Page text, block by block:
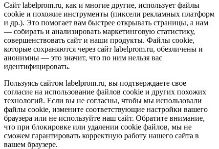
Сайт labelprom.ru, как и многие другие, использует файлы
cookie и похожие инструменты (пиксели рекламных платформ
и др.). Это помогает вам быстрее открывать страницы, а нам
— собирать и анализировать маркетинговую статистику,
совершенствовать сайт и наши продукты. Файлы сookie,
которые сохраняются через сайт labelprom.ru, обезличены и
анонимны — это значит, что по ним нельзя вас
идентифицировать.
Пользуясь сайтом labelprom.ru, вы подтверждаете свое
согласие на использование файлов cookie и других похожих
технологий. Если вы не согласны, чтобы мы использовали
файлы cookie, измените соответствующие настройки вашего
браузера или не используйте наш сайт. Обратите внимание,
что при блокировке или удалении cookie файлов, мы не
сможем гарантировать корректную работу нашего сайта в
вашем браузере.